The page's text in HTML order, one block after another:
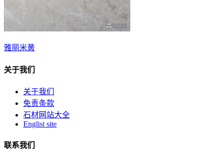
雅丽米黄
关于我们
关于我们
免责条款
石材网站大全
Englist site
联系我们